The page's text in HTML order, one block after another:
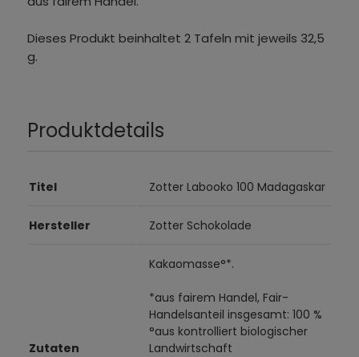
Dieses Produkt beinhaltet 2 Tafeln mit jeweils 32,5
g.
Produktdetails
Titel Zotter Labooko 100 Madagaskar
Hersteller Zotter Schokolade
Zutaten
Kakaomasse°*.
*aus fairem Handel, Fair-
Handelsanteil insgesamt: 100 %
°aus kontrolliert biologischer
Landwirtschaft